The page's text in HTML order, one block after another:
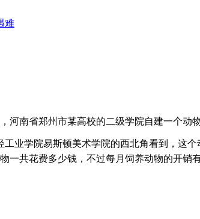
难
型
南省郑州市某高校的二级学院自建一个动
学院易斯顿美术学院的西北角看到，这个
一共花费多少钱，不过每月饲养动物的开销有